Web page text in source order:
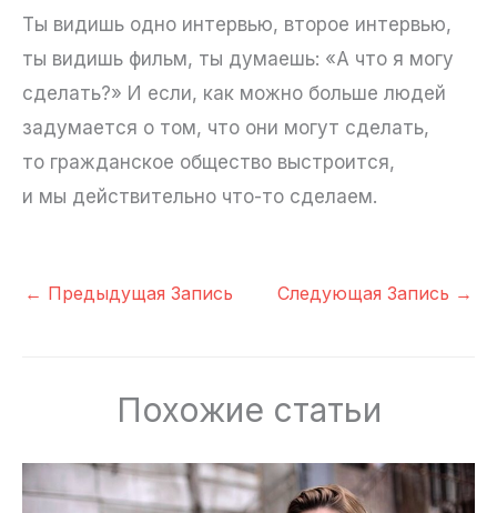
Ты видишь одно интервью, второе интервью,
ты видишь фильм, ты думаешь: «А что я могу
сделать?» И если, как можно больше людей
задумается о том, что они могут сделать,
то гражданское общество выстроится,
и мы действительно что-то сделаем.
← Предыдущая Запись Следующая Запись →
Похожие статьи